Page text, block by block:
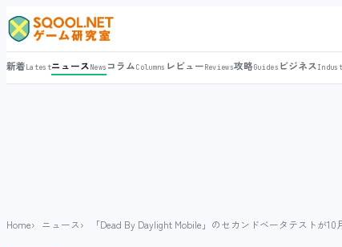
新着LatestニュースNews コラムColumns レビューReviews攻略Guides ビジネス
Home ニュース 「Dead By Daylight Mobile」のセカンドベータテストが